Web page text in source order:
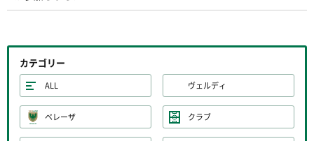
カテゴリー
ALL ヴェルディ
ベレーザ クラブ